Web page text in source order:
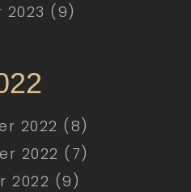
2023 (9)
2022 (8)
2022 (7)
2022 (9)